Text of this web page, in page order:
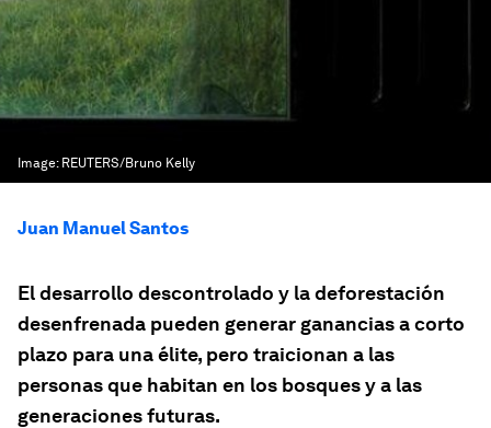
Image: REUTERS/Bruno Kelly
Juan Manuel Santos
El desarrollo descontrolado y la deforestación
desenfrenada pueden generar ganancias a corto
plazo para una élite, pero traicionan a las
personas que habitan en los bosques y a las
generaciones futuras.